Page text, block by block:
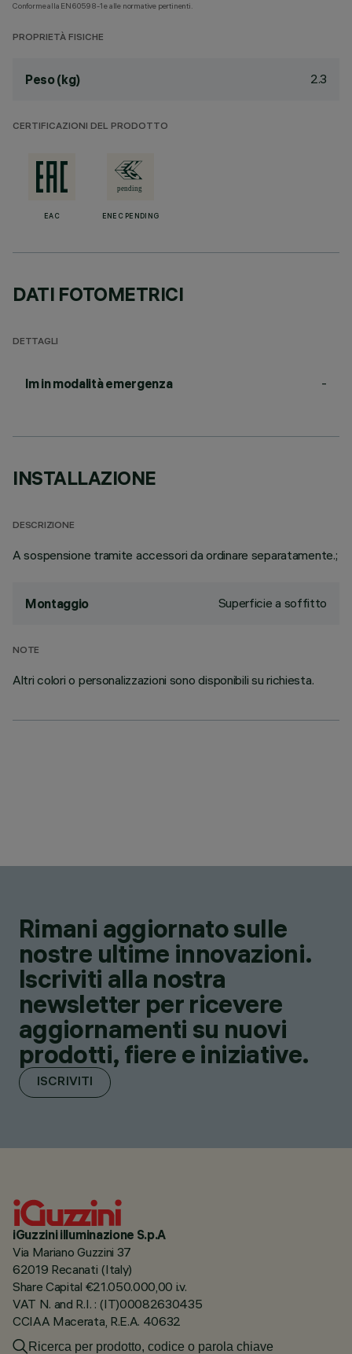
Conforme alla EN60598-1 e alle normative pertinenti.
PROPRIETÀ FISICHE
Peso (kg) 2.3
CERTIFICAZIONI DEL PRODOTTO
EAC ENEC PENDING
DATI FOTOMETRICI
DETTAGLI
lm in modalità emergenza -
INSTALLAZIONE
DESCRIZIONE
A sospensione tramite accessori da ordinare separatamente.;
Montaggio Superficie a soffitto
NOTE
Altri colori o personalizzazioni sono disponibili su richiesta.
Rimani aggiornato sulle
nostre ultime innovazioni.
Iscriviti alla nostra
newsletter per ricevere
aggiornamenti su nuovi
prodotti, fiere e iniziative.
ISCRIVITI
iGuzzini illuminazione S.p.A
Via Mariano Guzzini 37
62019 Recanati (Italy)
Share Capital €21.050.000,00 i.v.
VAT N. and R.I. : (IT)00082630435
CCIAA Macerata, R.E.A. 40632